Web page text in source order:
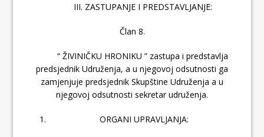
III. ZASTUPANJE I PREDSTAVLJANJE:
Član 8.
“ ŽIVINIČKU HRONIKU ” zastupa i predstavlja
predsjednik Udruženja, a u njegovoj odsutnosti ga
zamjenjuje predsjednik Skupštine Udruženja a u
njegovoj odsutnosti sekretar udruženja.
ORGANI UPRAVLJANJA: